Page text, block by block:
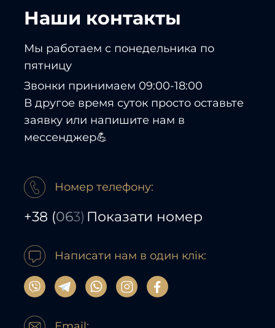
Наши контакты
Мы работаем с понедельника по
пятницу
Звонки принимаем 09:00-18:00
В другое время суток просто оставьте
заявку или напишите нам в
мессенджер💪
Номер телефону:
+38 (063) Показати номер
Написати нам в один клік: